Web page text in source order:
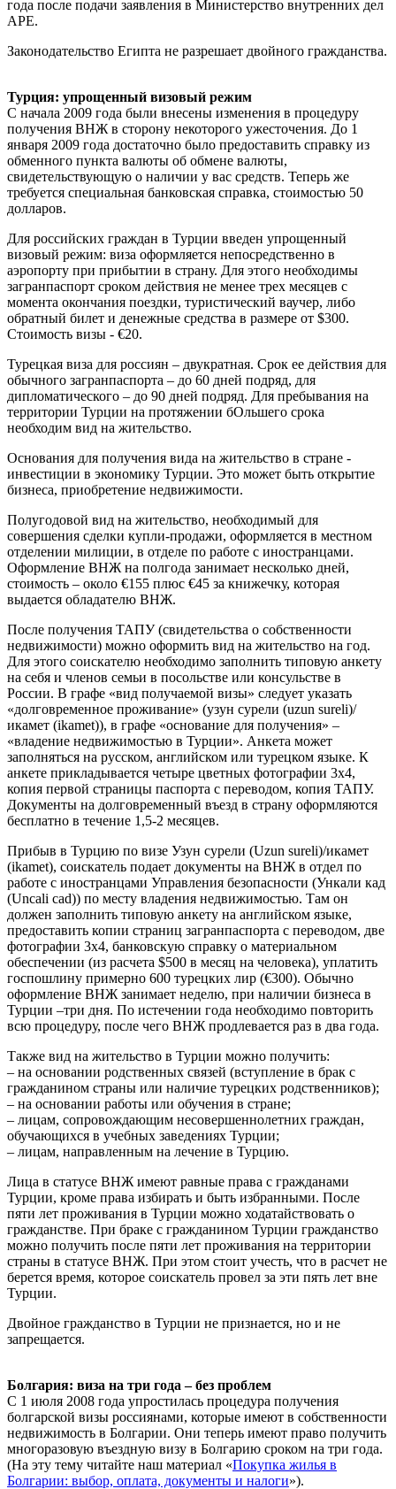
года после подачи заявления в Министерство внутренних дел
АРЕ.
Законодательство Египта не разрешает двойного гражданства.
Турция: упрощенный визовый режим
С начала 2009 года были внесены изменения в процедуру
получения ВНЖ в сторону некоторого ужесточения. До 1
января 2009 года достаточно было предоставить справку из
обменного пункта валюты об обмене валюты,
свидетельствующую о наличии у вас средств. Теперь же
требуется специальная банковская справка, стоимостью 50
долларов.
Для российских граждан в Турции введен упрощенный
визовый режим: виза оформляется непосредственно в
аэропорту при прибытии в страну. Для этого необходимы
загранпаспорт сроком действия не менее трех месяцев с
момента окончания поездки, туристический ваучер, либо
обратный билет и денежные средства в размере от $300.
Стоимость визы - €20.
Турецкая виза для россиян – двукратная. Срок ее действия для
обычного загранпаспорта – до 60 дней подряд, для
дипломатического – до 90 дней подряд. Для пребывания на
территории Турции на протяжении бОльшего срока
необходим вид на жительство.
Основания для получения вида на жительство в стране -
инвестиции в экономику Турции. Это может быть открытие
бизнеса, приобретение недвижимости.
Полугодовой вид на жительство, необходимый для
совершения сделки купли-продажи, оформляется в местном
отделении милиции, в отделе по работе с иностранцами.
Оформление ВНЖ на полгода занимает несколько дней,
стоимость – около €155 плюс €45 за книжечку, которая
выдается обладателю ВНЖ.
После получения ТАПУ (свидетельства о собственности
недвижимости) можно оформить вид на жительство на год.
Для этого соискателю необходимо заполнить типовую анкету
на себя и членов семьи в посольстве или консульстве в
России. В графе «вид получаемой визы» следует указать
«долговременное проживание» (узун сурели (uzun sureli)/
икамет (ikamet)), в графе «основание для получения» –
«владение недвижимостью в Турции». Анкета может
заполняться на русском, английском или турецком языке. К
анкете прикладывается четыре цветных фотографии 3х4,
копия первой страницы паспорта с переводом, копия ТАПУ.
Документы на долговременный въезд в страну оформляются
бесплатно в течение 1,5-2 месяцев.
Прибыв в Турцию по визе Узун сурели (Uzun sureli)/икамет
(ikamet), соискатель подает документы на ВНЖ в отдел по
работе с иностранцами Управления безопасности (Ункали кад
(Uncali cad)) по месту владения недвижимостью. Там он
должен заполнить типовую анкету на английском языке,
предоставить копии страниц загранпаспорта с переводом, две
фотографии 3х4, банковскую справку о материальном
обеспечении (из расчета $500 в месяц на человека), уплатить
госпошлину примерно 600 турецких лир (€300). Обычно
оформление ВНЖ занимает неделю, при наличии бизнеса в
Турции –три дня. По истечении года необходимо повторить
всю процедуру, после чего ВНЖ продлевается раз в два года.
Также вид на жительство в Турции можно получить:
– на основании родственных связей (вступление в брак с
гражданином страны или наличие турецких родственников);
– на основании работы или обучения в стране;
– лицам, сопровождающим несовершеннолетних граждан,
обучающихся в учебных заведениях Турции;
– лицам, направленным на лечение в Турцию.
Лица в статусе ВНЖ имеют равные права с гражданами
Турции, кроме права избирать и быть избранными. После
пяти лет проживания в Турции можно ходатайствовать о
гражданстве. При браке с гражданином Турции гражданство
можно получить после пяти лет проживания на территории
страны в статусе ВНЖ. При этом стоит учесть, что в расчет не
берется время, которое соискатель провел за эти пять лет вне
Турции.
Двойное гражданство в Турции не признается, но и не
запрещается.
Болгария: виза на три года – без проблем
С 1 июля 2008 года упростилась процедура получения
болгарской визы россиянами, которые имеют в собственности
недвижимость в Болгарии. Они теперь имеют право получить
многоразовую въездную визу в Болгарию сроком на три года.
(На эту тему читайте наш материал «Покупка жилья в
Болгарии: выбор, оплата, документы и налоги»).